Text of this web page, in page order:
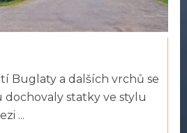
Buglaty a dalších vrchů se
dochovaly statky ve stylu
...